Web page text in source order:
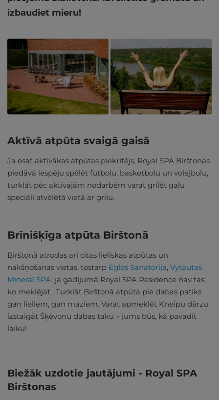
izbaudiet mieru!
Aktīvā atpūta svaigā gaisā
Ja esat aktīvākas atpūtas piekritējs, Royal SPA Birštonas
piedāvā iespēju spēlēt futbolu, basketbolu un volejbolu,
turklāt pēc aktīvajām nodarbēm varat grilēt gaļu
speciāli atvēlētā vietā ar grilu.
Brīnišķīga atpūta Birštonā
Birštonā atrodas arī citas lieliskas atpūtas un
nakšņošanas vietas, tostarp Egles Sanatorija, Vytautas
Mineral SPA, ja gadījumā Royal SPA Residence nav tas,
ko meklējat. Turklāt Birštonā atpūta pie dabas patiks
gan lieliem, gan maziem. Varat apmeklēt Kneipu dārzu,
izstaigāt Šķēvoņu dabas taku – jums būs, kā pavadīt
laiku!
Biežāk uzdotie jautājumi - Royal SPA
Birštonas